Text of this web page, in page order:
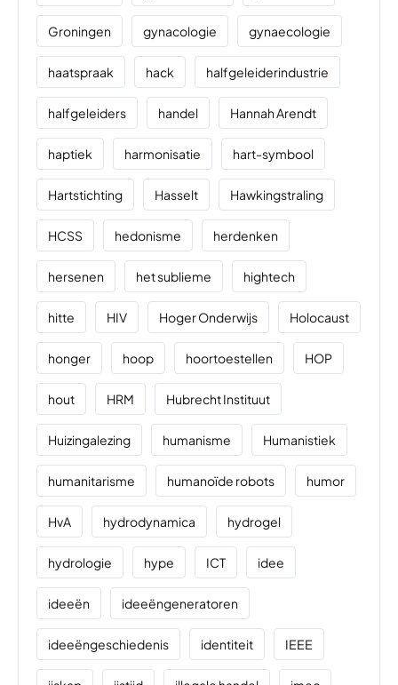
Groningen gynacologie gynaecologie
haatspraak hack halfgeleiderindustrie
halfgeleiders handel Hannah Arendt
haptiek harmonisatie hart-symbool
Hartstichting Hasselt Hawkingstraling
HCSS hedonisme herdenken
hersenen het sublieme hightech
hitte HIV Hoger Onderwijs Holocaust
honger hoop hoortoestellen HOP
hout HRM Hubrecht Instituut
Huizingalezing humanisme Humanistiek
humanitarisme humanoïde robots humor
HvA hydrodynamica hydrogel
hydrologie hype ICT idee
ideeën ideeëngeneratoren
ideeëngeschiedenis identiteit IEEE